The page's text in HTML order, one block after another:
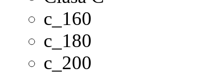
c_160
c_180
c_200